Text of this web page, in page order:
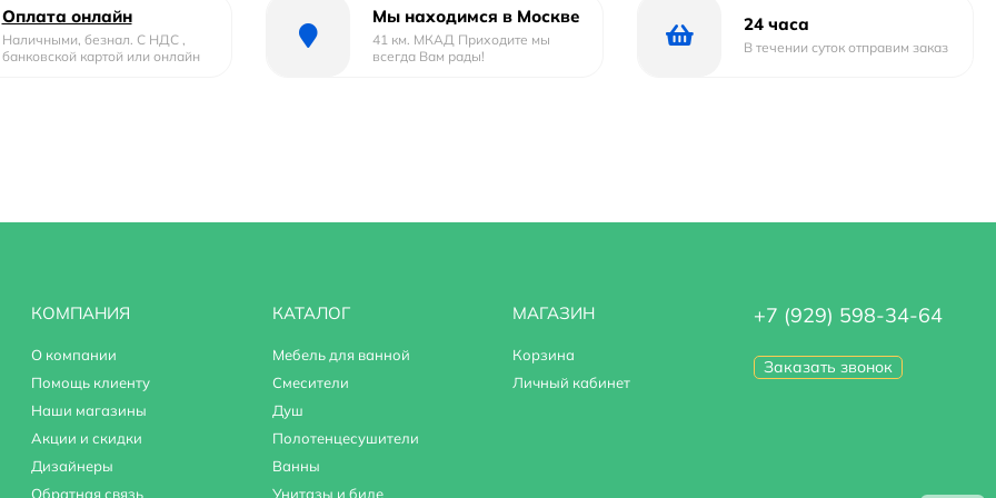
Оплата онлайн
Наличными, безнал. С НДС ,
банковской картой или онлайн
Мы находимся в Москве
41 км. МКАД Приходите мы
всегда Вам рады!
24 часа
В течении суток отправим заказ
КОМПАНИЯ
О компании
Помощь клиенту
Наши магазины
Акции и скидки
Дизайнеры
Обратная связь
КАТАЛОГ
Мебель для ванной
Смесители
Душ
Полотенцесушители
Ванны
Унитазы и биде
МАГАЗИН
Корзина
Личный кабинет
+7 (929) 598-34-64
Заказать звонок